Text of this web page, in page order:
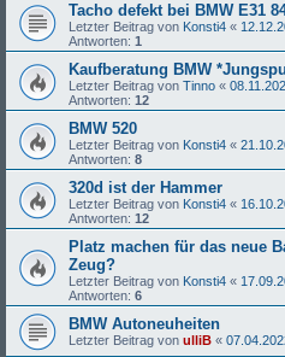
Tacho defekt bei BMW E31
Letzter Beitrag von Konsti4 «
Antworten: 1
Kaufberatung BMW
Letzter Beitrag von Tinno «
Antworten: 12
BMW 520
Letzter Beitrag von Konsti4 «
Antworten: 8
320d ist der Hammer
Letzter Beitrag von Konsti4 «
Antworten: 12
Platz machen für das neue
Zeug?
Letzter Beitrag von Konsti4 «
Antworten: 6
BMW Autoneuheiten
Letzter Beitrag von ulliB «